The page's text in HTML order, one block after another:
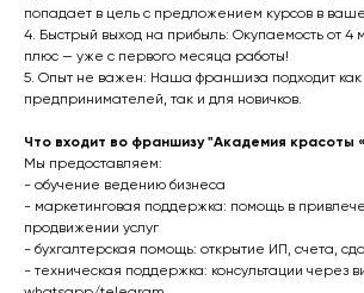
попадает в цель с предложением курсов в
4. Быстрый выход на прибыль: Окупаемость от 4
плюс — уже с первого месяца работы!
5. Опыт не важен: Наша франшиза подходит как
предпринимателей, так и для новичков.
Что входит во франшизу "Академия красоты
Мы предоставляем:
- обучение ведению бизнеса
- маркетинговая поддержка: помощь в
продвижении услуг
- бухгалтерская помощь: открытие ИП, счета,
- техническая поддержка: консультации через